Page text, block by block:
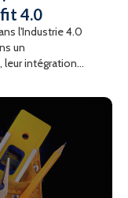
4.0
l'Industrie 4.0
un
intégration
tout en
comment
la
équipements.